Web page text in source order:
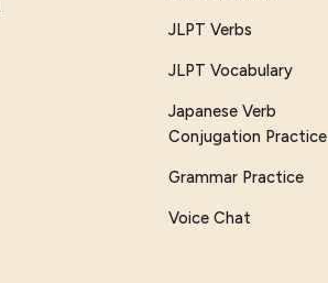
JLPT Verbs
JLPT Vocabulary
Japanese Verb
Conjugation Practice
Grammar Practice
Voice Chat